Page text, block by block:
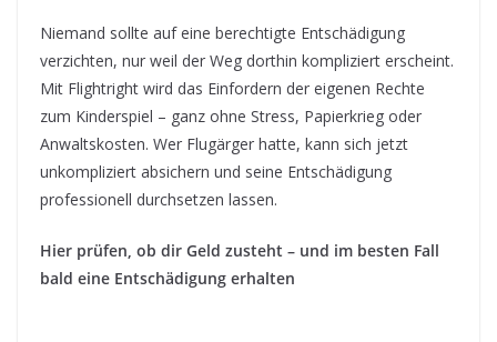
Niemand sollte auf eine berechtigte Entschädigung
verzichten, nur weil der Weg dorthin kompliziert erscheint.
Mit Flightright wird das Einfordern der eigenen Rechte
zum Kinderspiel – ganz ohne Stress, Papierkrieg oder
Anwaltskosten. Wer Flugärger hatte, kann sich jetzt
unkompliziert absichern und seine Entschädigung
professionell durchsetzen lassen.
Hier prüfen, ob dir Geld zusteht – und im besten Fall
bald eine Entschädigung erhalten